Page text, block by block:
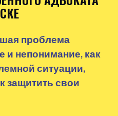
проблема
и непонимание, как
ситуации,
защитить свои